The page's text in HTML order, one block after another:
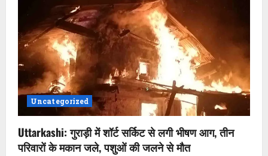
Uncategorized
Uttarkashi: गुराड़ी में शॉर्ट सर्किट से लगी भीषण आग, तीन
परिवारों के मकान जले, पशुओं की जलने से मौत